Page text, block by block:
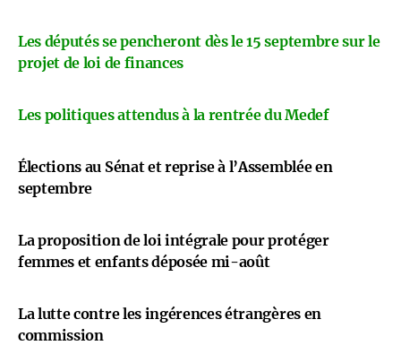
Les députés se pencheront dès le 15 septembre sur le
projet de loi de finances
Les politiques attendus à la rentrée du Medef
Élections au Sénat et reprise à l’Assemblée en
septembre
La proposition de loi intégrale pour protéger
femmes et enfants déposée mi-août
La lutte contre les ingérences étrangères en
commission